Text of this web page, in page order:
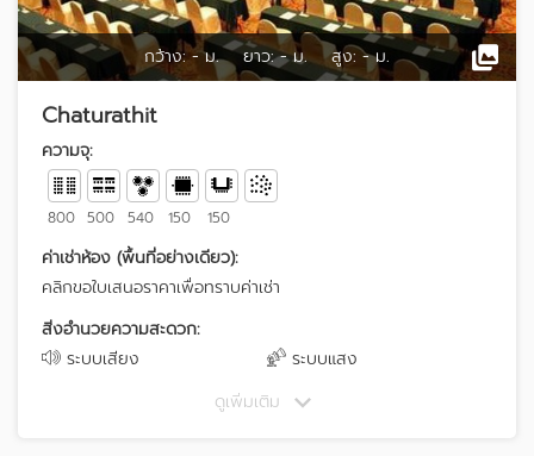
กว้าง: - ม. ยาว: - ม. สูง: - ม.
Chaturathit
ความจุ:
800 500 540 150 150
ค่าเช่าห้อง (พื้นที่อย่างเดียว):
คลิกขอใบเสนอราคาเพื่อทราบค่าเช่า
สิ่งอำนวยความสะดวก:
ระบบเสียง
ระบบแสง
ดูเพิ่มเติม